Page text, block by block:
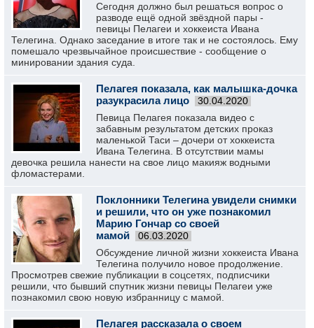
Сегодня должно был решаться вопрос о
разводе ещё одной звёздной пары -
певицы Пелагеи и хоккеиста Ивана
Телегина. Однако заседание в итоге так и не состоялось. Ему
помешало чрезвычайное происшествие - сообщение о
минировании здания суда.
Пелагея показала, как малышка-дочка
разукрасила лицо
30.04.2020
Певица Пелагея показала видео с
забавным результатом детских проказ
маленькой Таси – дочери от хоккеиста
Ивана Телегина. В отсутствии мамы
девочка решила нанести на свое лицо макияж водными
фломастерами.
Поклонники Телегина увидели снимки
и решили, что он уже познакомил
Марию Гончар со своей
мамой
06.03.2020
Обсуждение личной жизни хоккеиста Ивана
Телегина получило новое продолжение.
Просмотрев свежие публикации в соцсетях, подписчики
решили, что бывший спутник жизни певицы Пелагеи уже
познакомил свою новую избранницу с мамой.
Пелагея рассказала о своем